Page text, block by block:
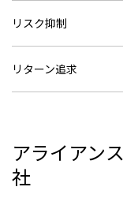
リスク抑制
リターン追求
アライアン
社